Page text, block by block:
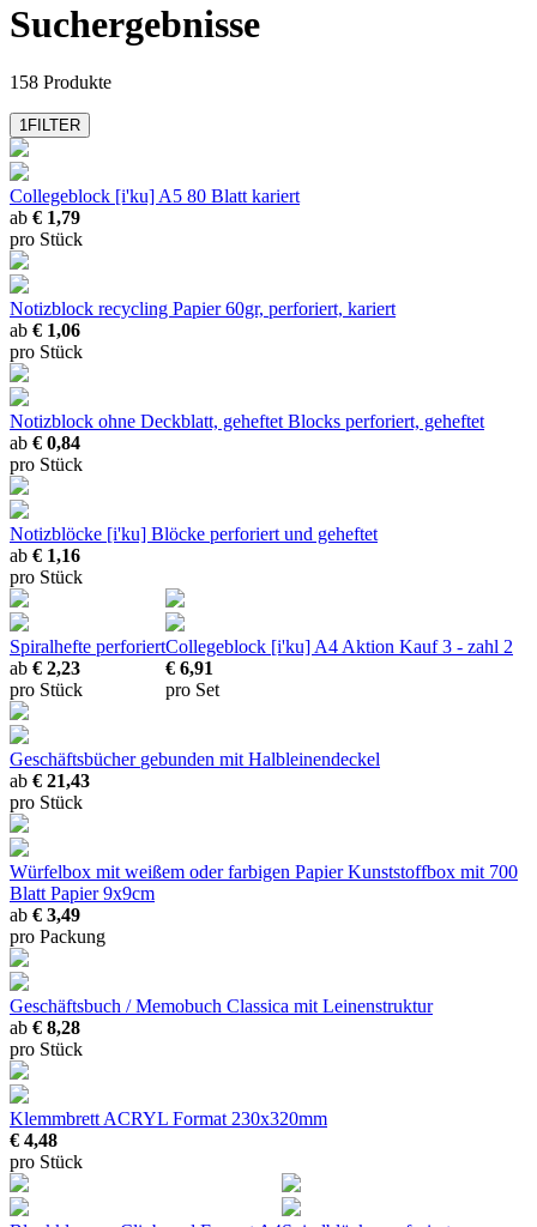
Alpina Leykam
Arlac
mehr anzeigen
Suchergebnisse
158 Produkte
1FILTER
Collegeblock [i'ku] A5 80 Blatt kariert
ab € 1,79
pro Stück
Notizblock recycling Papier 60gr, perforiert, kariert
ab € 1,06
pro Stück
Notizblock ohne Deckblatt, geheftet Blocks perforiert, geheftet
ab € 0,84
pro Stück
Notizblöcke [i'ku] Blöcke perforiert und geheftet
ab € 1,16
pro Stück
Spiralhefte perforiert
ab € 2,23
pro Stück
Collegeblock [i'ku] A4 Aktion Kauf 3 - zahl 2
€ 6,91
pro Set
Geschäftsbücher gebunden mit Halbleinendeckel
ab € 21,43
pro Stück
Würfelbox mit weißem oder farbigen PapierKunststoffbox mit 700
Blatt Papier 9x9cm
ab € 3,49
pro Packung
Geschäftsbuch / Memobuch Classica mit Leinenstruktur
ab € 8,28
pro Stück
Klemmbrett ACRYL Format 230x320mm
€ 4,48
pro Stück